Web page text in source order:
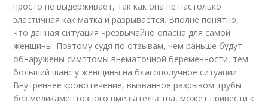
просто не выдерживает, так как она не настолько
эластичная как матка и разрывается. Вполне понятно,
что данная ситуация чрезвычайно опасна для самой
женщины. Поэтому судя по отзывам, чем раньше будут
обнаружены симптомы внематочной беременности, тем
больший шанс у женщины на благополучное ситуации
Внутреннее кровотечение, вызванное разрывом трубы
без медикаментозного вмешательства, может привести к